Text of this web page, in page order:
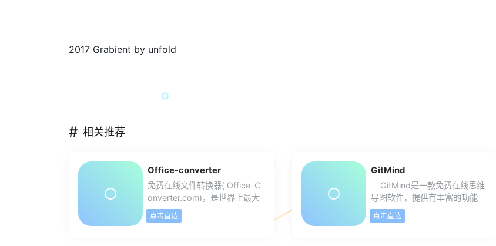
2017 Grabient by unfold
# 相关推荐
Office-converter
免费在线文件转换器( Office-C
onverter.com)，是世界上最大
的在线文件转换器。你能免费
在线转换视频,音频,图形,文档和
点击直达
GitMind
GitMind是一款免费在线思维
导图软件，提供有丰富的功能
和模版，可免费导出JPGPNG
图片、PDF文档以及TXT文本等
点击直达